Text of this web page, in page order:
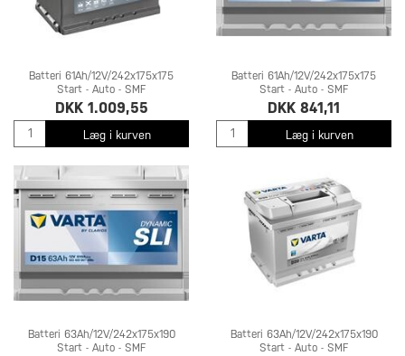
Batteri 61Ah/12V/242x175x175
Start - Auto - SMF
DKK 1.009,55
Læg i kurven
Batteri 61Ah/12V/242x175x175
Start - Auto - SMF
DKK 841,11
Læg i kurven
Batteri 63Ah/12V/242x175x190
Start - Auto - SMF
Batteri 63Ah/12V/242x175x190
Start - Auto - SMF